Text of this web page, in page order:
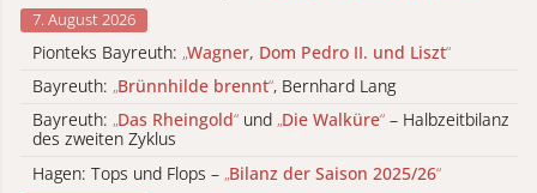
7. August 2026
Pionteks Bayreuth: „Wagner, Dom Pedro II. und Liszt“
Bayreuth: „Brünnhilde brennt“, Bernhard Lang
Bayreuth: „Das Rheingold“ und „Die Walküre“ – Halbzeitbilanz
des zweiten Zyklus
Hagen: Tops und Flops – „Bilanz der Saison 2025/26“